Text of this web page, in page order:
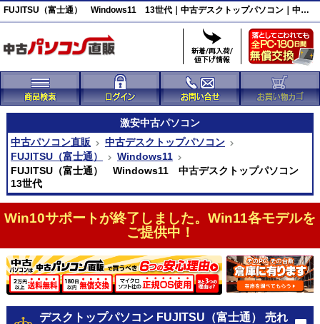
FUJITSU（富士通） Windows11 13世代｜中古デスクトップパソコン｜中古パソコン直販
激安中古パソコン
中古パソコン直販
中古デスクトップパソコン
FUJITSU（富士通）
Windows11
FUJITSU（富士通） Windows11 中古デスクトップパソコン
13世代
Win10サポートが終了しました。Win11各モデルを
ご提供中！
デスクトップパソコン FUJITSU（富士通） 売れ